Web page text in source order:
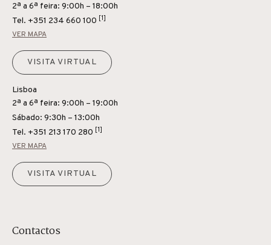
2ª a 6ª feira: 9:00h – 18:00h
Tel. +351 234 660 100 [1]
VER MAPA
VISITA VIRTUAL
Lisboa
2ª a 6ª feira: 9:00h – 19:00h
Sábado: 9:30h – 13:00h
Tel. +351 213 170 280 [1]
VER MAPA
VISITA VIRTUAL
Contactos